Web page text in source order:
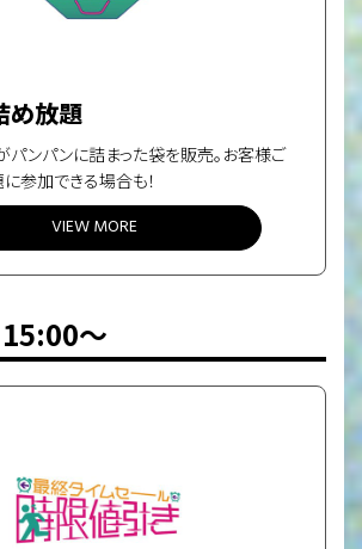
め放題
パンパンに詰まった袋を販売。 お客様ご
参加できる場合も！
VIEW MORE
〜